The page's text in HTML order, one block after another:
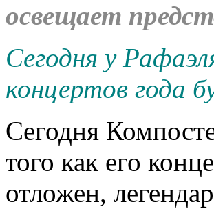
освещает
Сегодня у
концертов года
Сегодня
того как его
отложен,